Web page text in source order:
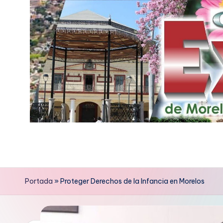
contenido
p
r
e
Portada » Proteger Derechos de la Infancia en Morelos